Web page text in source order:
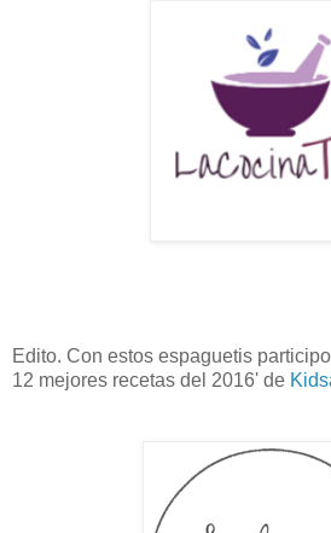
Edito. Con estos espaguetis
12 mejores recetas del 2016' de